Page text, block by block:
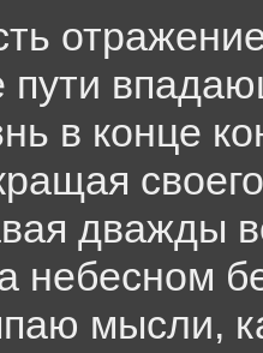
пути
в конце
дважды
небесном
мысли,